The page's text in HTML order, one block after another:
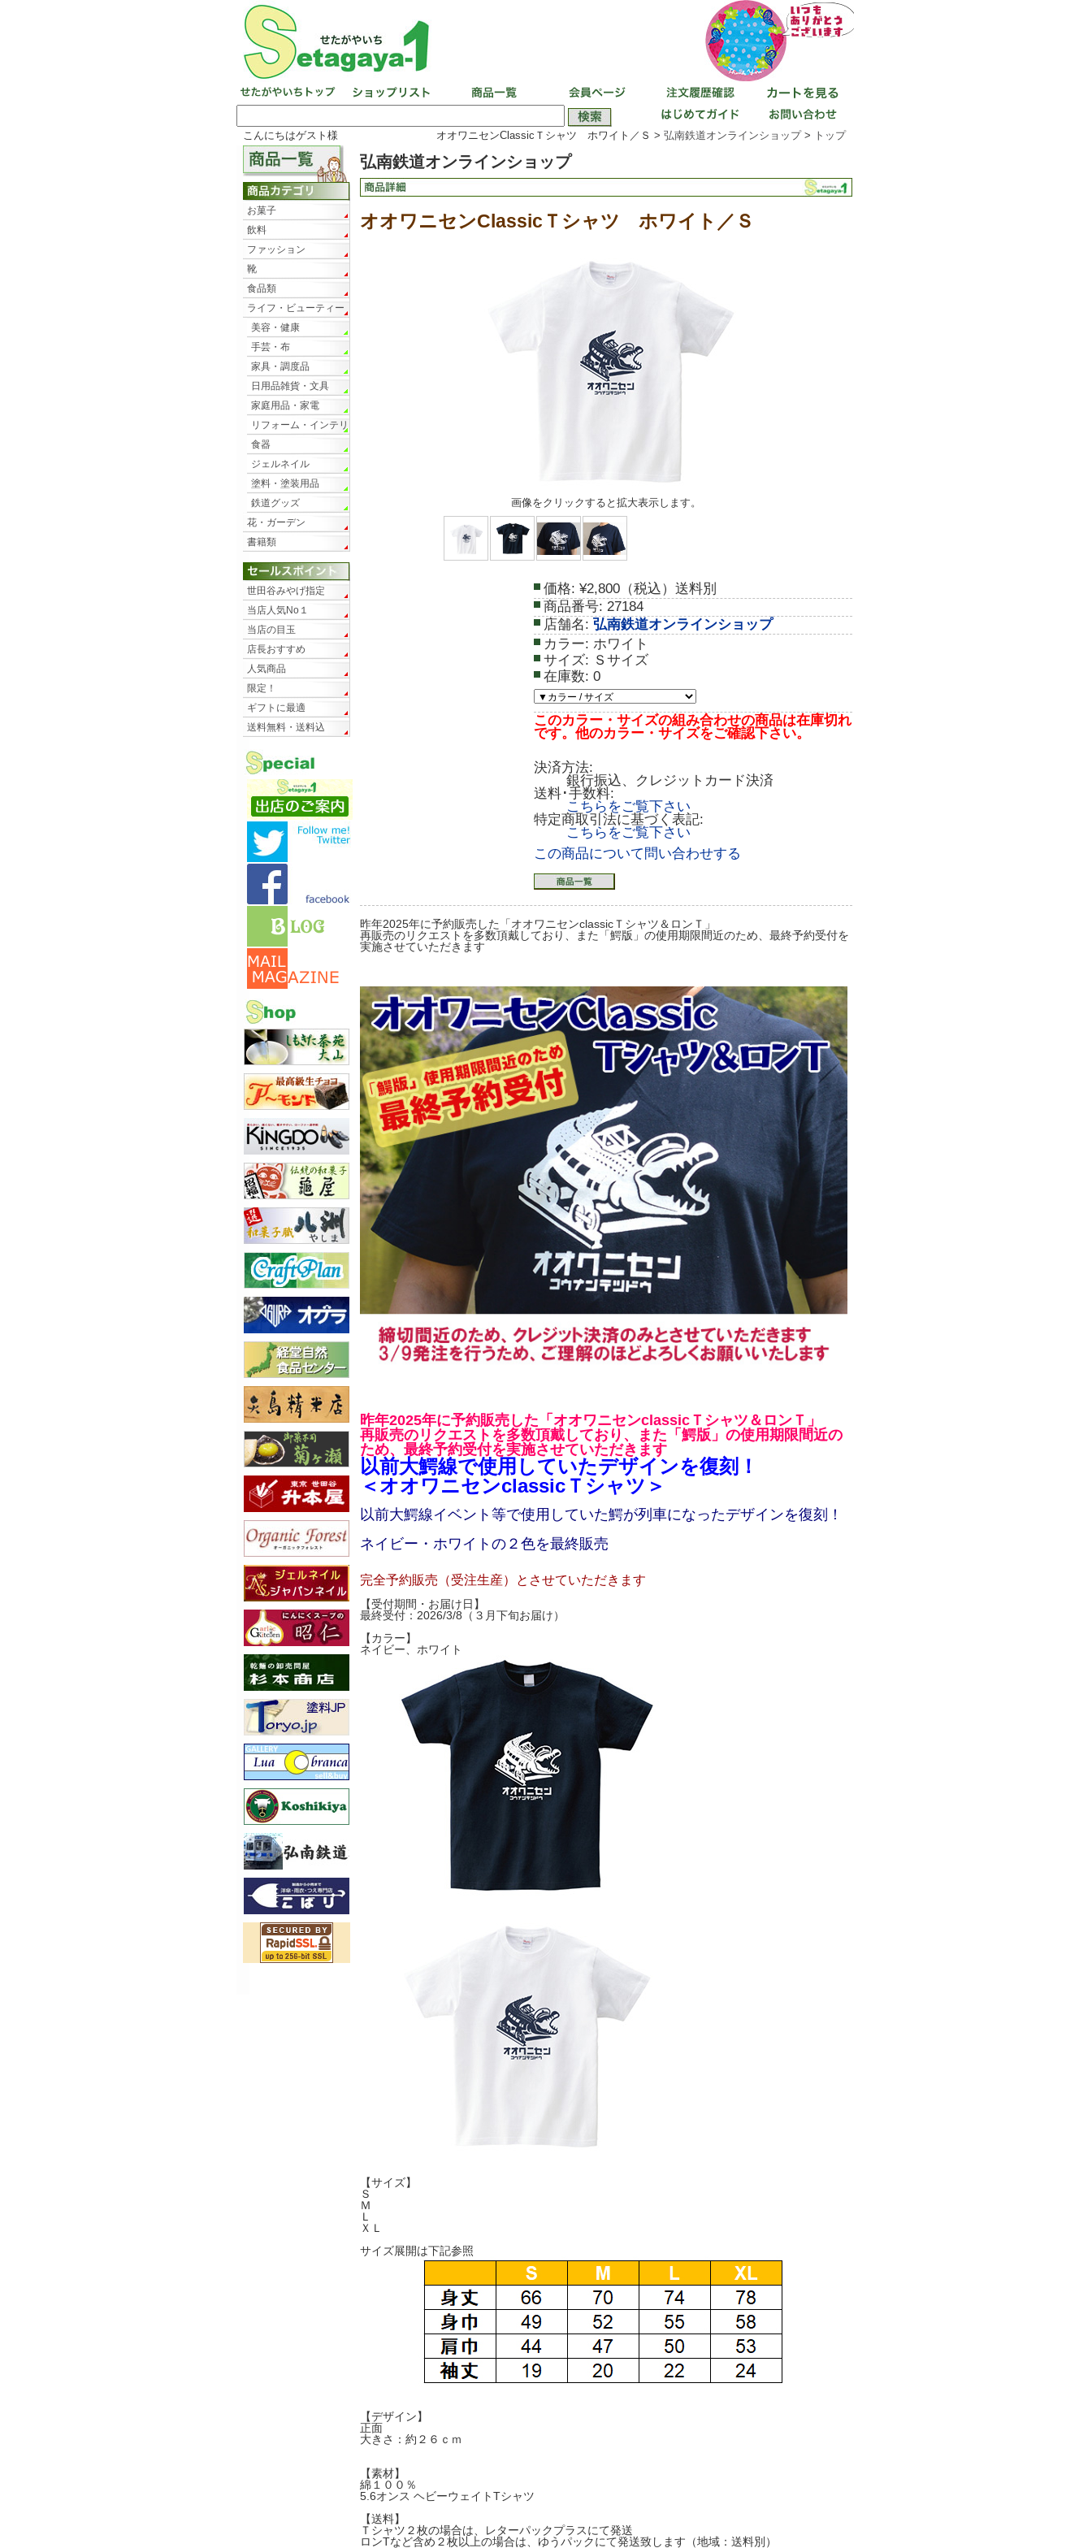
こんにちはゲスト様 オオワニセンClassicＴシャツ ホワイト／Ｓ > 弘南鉄道オンラインショップ> トップ
弘南鉄道オンラインショップ
オオワニセンClassicＴシャツ ホワイト／Ｓ
画像をクリックすると拡大表示します。
価格: ¥2,800（税込）送料別
商品番号: 27184
店舗名: 弘南鉄道オンラインショップ
カラー: ホワイト
サイズ: Ｓサイズ
在庫数: 0
このカラー・サイズの組み合わせの商品は在庫切れ
です。他のカラー・サイズをご確認下さい。
決済方法:
銀行振込、クレジットカード決済
送料･手数料:
こちらをご覧下さい
特定商取引法に基づく表記:
こちらをご覧下さい
この商品について問い合わせする
昨年2025年に予約販売した「オオワニセンclassicＴシャツ＆ロンＴ」
再販売のリクエストを多数頂戴しており、また「鰐版」の使用期限間近のため、最終予約受付を
実施させていただきます
昨年2025年に予約販売した「オオワニセンclassicＴシャツ＆ロンＴ」
再販売のリクエストを多数頂戴しており、また「鰐版」の使用期限間近の
ため、最終予約受付を実施させていただきます
以前大鰐線で使用していたデザインを復刻！
＜オオワニセンclassicＴシャツ＞
以前大鰐線イベント等で使用していた鰐が列車になったデザインを復刻！
ネイビー・ホワイトの２色を最終販売
完全予約販売（受注生産）とさせていただきます
【受付期間・お届け日】
最終受付：2026/3/8（３月下旬お届け）
【カラー】
ネイビー、ホワイト
【サイズ】
Ｓ
Ｍ
Ｌ
ＸＬ
サイズ展開は下記参照
【デザイン】
正面
大きさ：約２６ｃｍ
【素材】
綿１００％
5.6オンス ヘビーウェイトTシャツ
【送料】
Ｔシャツ２枚の場合は、レターパックプラスにて発送
ロンTなど含め２枚以上の場合は、ゆうパックにて発送致します（地域：送料別）
お菓子
飲料
ファッション
靴
食品類
ライフ・ビューティー
美容・健康
手芸・布
家具・調度品
日用品雑貨・文具
家庭用品・家電
リフォーム・インテリ
ア
食器
ジェルネイル
塗料・塗装用品
鉄道グッズ
花・ガーデン
書籍類
世田谷みやげ指定
当店人気No１
当店の目玉
店長おすすめ
人気商品
限定！
ギフトに最適
送料無料・送料込